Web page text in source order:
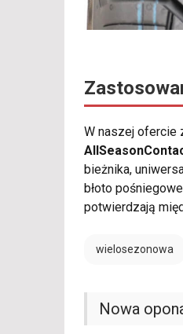
W naszej ofercie
bieżnika,
błoto
potwierdzają
wielosezonowa
Nowa